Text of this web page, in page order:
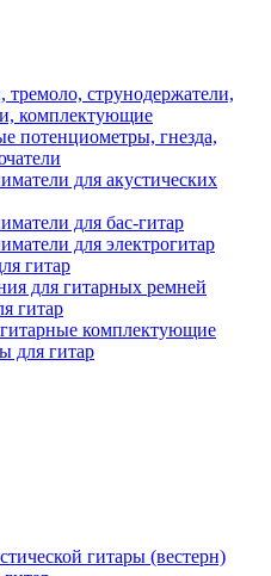
тремоло, струнодержатели,
комплектующие
потенциометры, гнезда,
для акустических
для бас-гитар
для электрогитар
гитар
для гитарных ремней
гитар
комплектующие
для гитар
гитары (вестерн)